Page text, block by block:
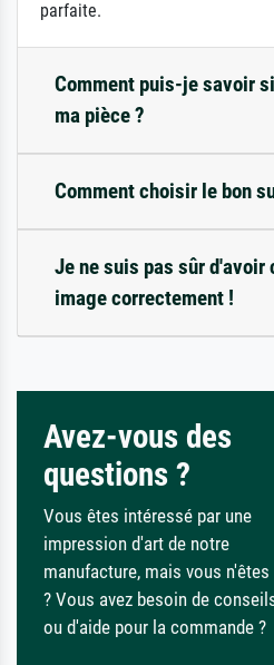
parfaite.
Comment puis-je savoir
ma pièce ?
Comment choisir le bon
Je ne suis pas sûr d'avoir
image correctement !
Avez-vous des
questions ?
Vous êtes intéressé par une
impression d'art de notre
manufacture, mais vous
? Vous avez besoin de
ou d'aide pour la commande ?